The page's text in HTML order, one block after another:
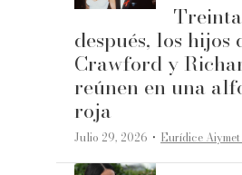
después, los hijos
Crawford y
reúnen en una
roja
Julio 29, 2026 ·Eurídice